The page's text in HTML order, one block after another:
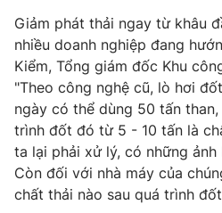
Sản phẩm
Thị trường
Tư vấn
Lịch phát sóng
Chuyên mục khác
Emagazine
Giảm phát thải ngay từ khâu
nhiều doanh nghiệp đang
Kiểm, Tổng giám đốc Khu
"Theo công nghệ cũ, lò hơi
ngày có thể dùng 50 tấn
trình đốt đó từ 5 - 10 tấn là
ta lại phải xử lý, có những
Còn đối với nhà máy của
chất thải nào sau quá trình